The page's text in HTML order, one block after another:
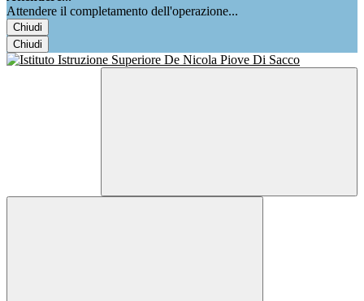
Attendere il completamento dell'operazione...
Chiudi
Chiudi